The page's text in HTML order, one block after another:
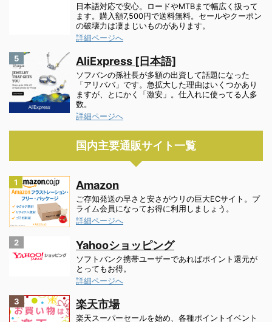
日本語対応で安心。ロードやMTBまで幅広く扱って
ます。購入額7,500円で送料無料。セールやクーポン
の破壊力は凄まじいものがあります。
詳細ページへ
5 AliExpress [日本語]
ソフバンの孫社長が多額の出資して話題になった
「アリババ」です。急拡大した理由はいくつかあり
ますが、とにかく「激安」。仕入れに使ってる人多
数。
詳細ページへ
国内主要通販サイト一覧
1 Amazon
ご存知発送の早さと安さがウリの巨大ECサイト。プ
ライム会員になってお得に利用しましょう。
詳細ページへ
2 Yahooショッピング
ソフトバンク携帯ユーザーであればポイント還元が
とってもお得。
詳細ページへ
3 楽天市場
楽天スーパーセールを始め、各種ポイントイベント